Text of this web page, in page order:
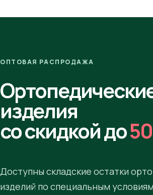
ОПТОВАЯ РАСПРОДАЖА
изделия
со скидкой до
Доступны складские остатки
изделий по специальным